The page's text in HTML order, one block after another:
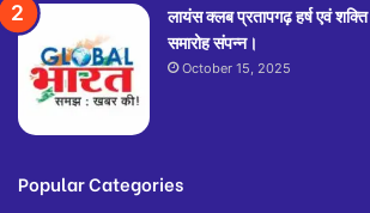
लायंस क्लब प्रतापगढ़ हर्ष एवं
समारोह संपन्न।
October 15, 2025
Popular Categories